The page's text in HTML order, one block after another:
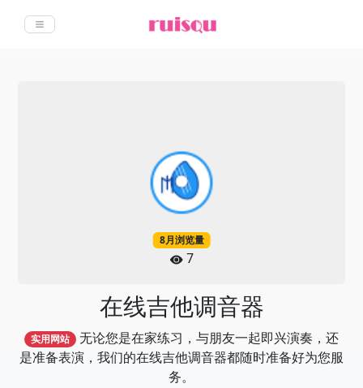
8月浏览量
7
在线吉他调音器
实用网站 无论您是在家练习，与朋友一起即兴演奏，还
是准备表演，我们的在线吉他调音器都随时准备好为您服
务。